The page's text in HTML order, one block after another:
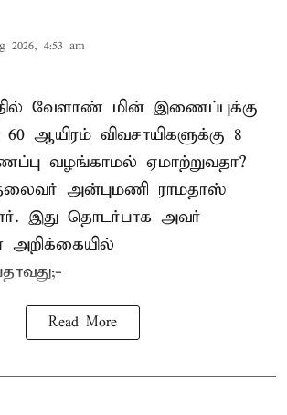
2026, 4:53 am
வேளாண் மின் இணைப்புக்கு
ஆயிரம் விவசாயிகளுக்கு 8
வழங்காமல் ஏமாற்றுவதா?
அன்புமணி ராமதாஸ்
இது தொடர்பாக அவர்
அறிக்கையில்
Read More